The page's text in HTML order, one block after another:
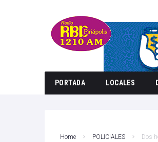
PORTADA LOCALES
Home POLICIALES Dos